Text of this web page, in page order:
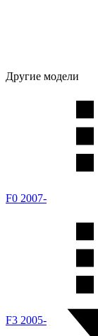
Другие модели
F0 2007-
F3 2005-